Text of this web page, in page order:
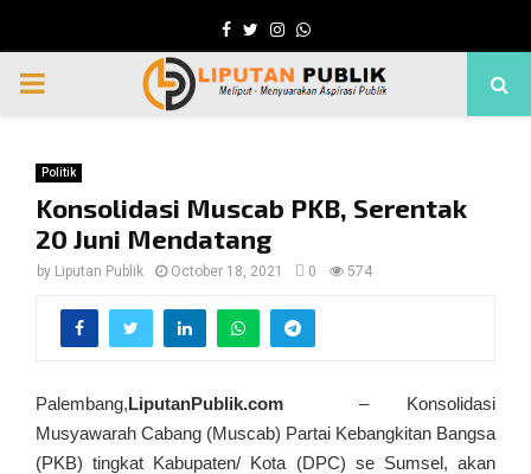
Facebook
TwitterInstagram
Whatsapp
PRIMARY
Politik
Konsolidasi Muscab PKB, Serentak
20 Juni Mendatang
by Liputan Publik October 18, 2021 0 574
Palembang,LiputanPublik.com
– Konsolidasi
Musyawarah Cabang (Muscab) Partai Kebangkitan Bangsa
(PKB) tingkat Kabupaten/ Kota (DPC) se Sumsel, akan